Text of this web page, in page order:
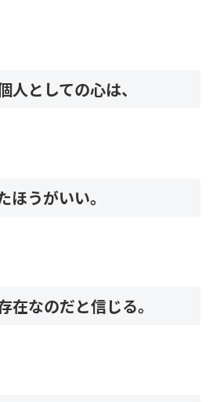
人としての心は、
ほうがいい。
在なのだと信じる。